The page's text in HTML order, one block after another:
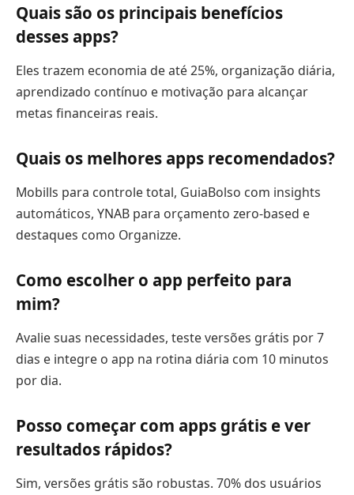
Quais são os principais benefícios
desses apps?
Eles trazem economia de até 25%, organização diária,
aprendizado contínuo e motivação para alcançar
metas financeiras reais.
Quais os melhores apps recomendados?
Mobills para controle total, GuiaBolso com insights
automáticos, YNAB para orçamento zero-based e
destaques como Organizze.
Como escolher o app perfeito para
mim?
Avalie suas necessidades, teste versões grátis por 7
dias e integre o app na rotina diária com 10 minutos
por dia.
Posso começar com apps grátis e ver
resultados rápidos?
Sim, versões grátis são robustas. 70% dos usuários